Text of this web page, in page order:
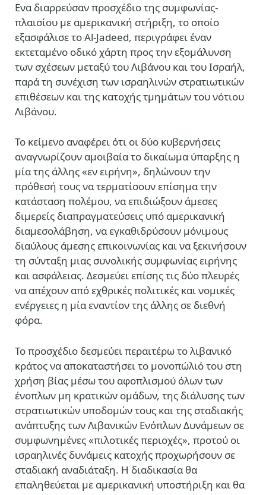
Ενα διαρρεύσαν προσχέδιο της συμφωνίας-
πλαισίου με αμερικανική στήριξη, το οποίο
εξασφάλισε το Al-Jadeed, περιγράφει έναν
εκτεταμένο οδικό χάρτη προς την εξομάλυνση
των σχέσεων μεταξύ του Λιβάνου και του Ισραήλ,
παρά τη συνέχιση των ισραηλινών στρατιωτικών
επιθέσεων και της κατοχής τμημάτων του νότιου
Λιβάνου.
Το κείμενο αναφέρει ότι οι δύο κυβερνήσεις
αναγνωρίζουν αμοιβαία το δικαίωμα ύπαρξης η
μία της άλλης «εν ειρήνη», δηλώνουν την
πρόθεσή τους να τερματίσουν επίσημα την
κατάσταση πολέμου, να επιδιώξουν άμεσες
διμερείς διαπραγματεύσεις υπό αμερικανική
διαμεσολάβηση, να εγκαθιδρύσουν μόνιμους
διαύλους άμεσης επικοινωνίας και να ξεκινήσουν
τη σύνταξη μιας συνολικής συμφωνίας ειρήνης
και ασφάλειας. Δεσμεύει επίσης τις δύο πλευρές
να απέχουν από εχθρικές πολιτικές και νομικές
ενέργειες η μία εναντίον της άλλης σε διεθνή
φόρα.
Το προσχέδιο δεσμεύει περαιτέρω το λιβανικό
κράτος να αποκαταστήσει το μονοπώλιό του στη
χρήση βίας μέσω του αφοπλισμού όλων των
ένοπλων μη κρατικών ομάδων, της διάλυσης των
στρατιωτικών υποδομών τους και της σταδιακής
ανάπτυξης των Λιβανικών Ενόπλων Δυνάμεων σε
συμφωνημένες «πιλοτικές περιοχές», προτού οι
ισραηλινές δυνάμεις κατοχής προχωρήσουν σε
σταδιακή αναδιάταξη. Η διαδικασία θα
επαληθεύεται με αμερικανική υποστήριξη και θα